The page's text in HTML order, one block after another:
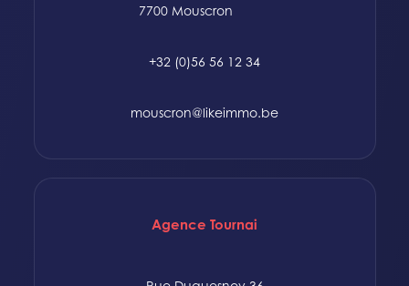
7700 Mouscron
+32 (0)56 56 12 34
mouscron@likeimmo.be
Agence Tournai